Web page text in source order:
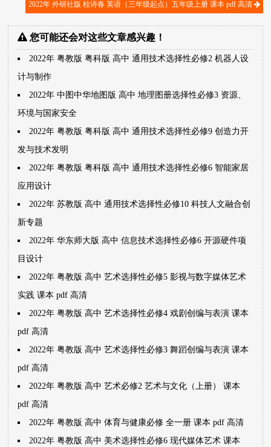
2022年 外研社版 桂诗春 英语（三年级起点）五年级上册 课本 pdf 高清
您可能还会对这些文章感兴趣！
2022年 粤教版 粤科版 高中 通用技术选择性必修2 机器人设
计与制作
2022年 中图中华地图版 高中 地理图册选择性必修3 资源、
环境与国家安全
2022年 粤教版 粤科版 高中 通用技术选择性必修9 创造力开
发与技术发明
2022年 粤教版 粤科版 高中 通用技术选择性必修6 智能家居
应用设计
2022年 苏教版 高中 通用技术选择性必修10 科技人文融合创
新专题
2022年 华东师大版 高中 信息技术选择性必修6 开源硬件项
目设计
2022年 粤教版 高中 艺术选择性必修5 影视与数字媒体艺术
实践 课本 pdf 高清
2022年 粤教版 高中 艺术选择性必修4 戏剧创编与表演 课本
pdf 高清
2022年 粤教版 高中 艺术选择性必修3 舞蹈创编与表演 课本
pdf 高清
2022年 粤教版 高中 艺术必修2 艺术与文化（上册） 课本
pdf 高清
2022年 粤教版 高中 体育与健康必修 全一册 课本 pdf 高清
2022年 粤教版 高中 美术选择性必修6 现代媒体艺术 课本